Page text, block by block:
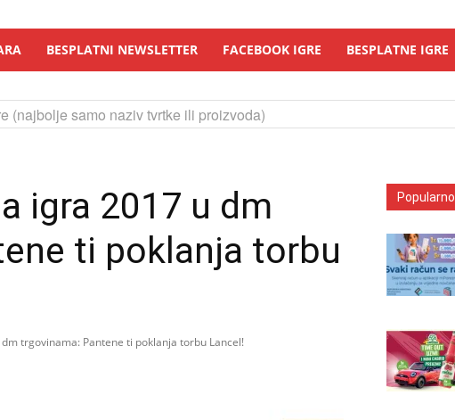
BESPLATNI NEWSLETTER FACEBOOK IGRE BESPLATNE IGRE
(najbolje samo naziv tvrtke ili proizvoda)
igra 2017 u dm
ti poklanja torbu
trgovinama: Pantene ti poklanja torbu Lancel!
Popularno